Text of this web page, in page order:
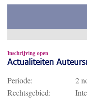
Inschrijving open
Actualiteiten
Periode: 2
Rechtsgebied: